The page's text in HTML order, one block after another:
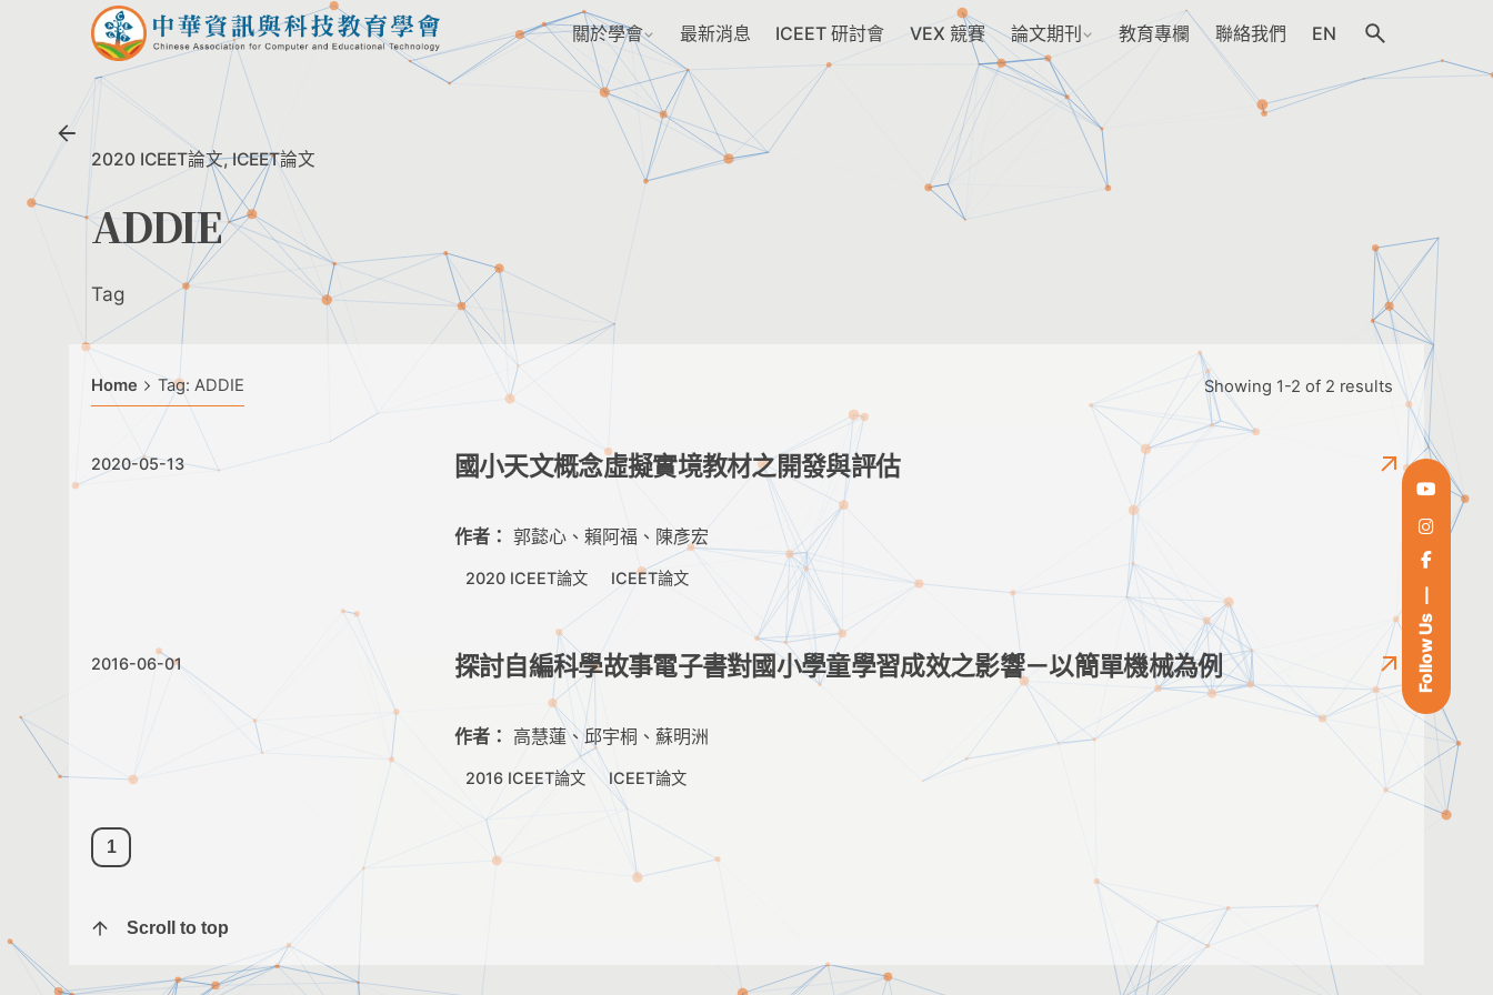
Follow Us
關於學會 最新消息 ICEET 研討會 VEX 競賽 論文期刊 教育專欄 聯絡我們 EN
2020 ICEET論文 ICEET論文
ADDIE
Tag
Home Tag: ADDIE Showing 1-2 of 2 results
2020-05-13 國小天文概念虛擬實境教材之開發與評估
作者： 郭懿心、賴阿福、陳彥宏
2020 ICEET論文 ICEET論文
2016-06-01 探討自編科學故事電子書對國小學童學習成效之影響－以簡單機械為例
作者： 高慧蓮、邱宇桐、蘇明洲
2016 ICEET論文 ICEET論文
1
Scroll to top